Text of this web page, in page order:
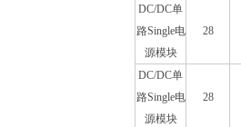
DC/DC单
路Single电
源模块
28
DC/DC单
路Single电
源模块
28